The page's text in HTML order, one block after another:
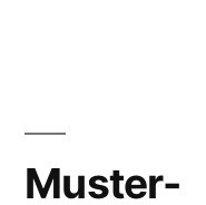
Muster-